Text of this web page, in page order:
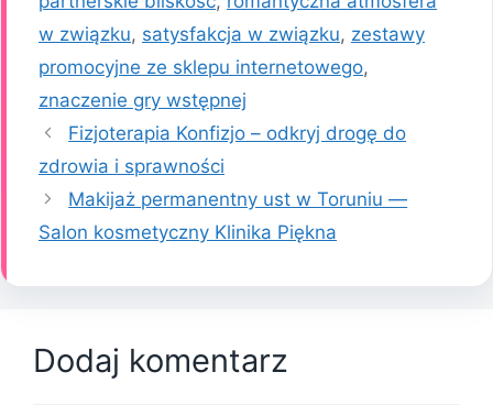
w związku, satysfakcja w związku, zestawy
promocyjne ze sklepu internetowego,
znaczenie gry wstępnej
Fizjoterapia Konfizjo – odkryj drogę do
zdrowia i sprawności
Makijaż permanentny ust w Toruniu —
Salon kosmetyczny Klinika Piękna
Dodaj komentarz